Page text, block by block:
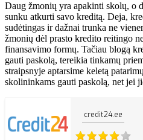
Daug žmonių yra apakinti skolų, o
sunku atkurti savo kreditą. Deja,
sudėtingas ir dažnai trunka ne
žmonių dėl prasto kredito reitingo
finansavimo formų. Tačiau blogą
gauti paskolą, tereikia tinkamų
straipsnyje aptarsime keletą
skolininkams gauti paskolą, net jei
credit24.ee